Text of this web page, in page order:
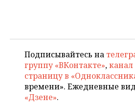
ВОДНЫЕ ВИДЫ СПОРТА
ХОККЕЙ С МЯЧОМ
ОБРАЗОВАНИЕ
ПРОИСШЕСТВИЯ
Подписывайтесь на
группу «ВКонтакте»,канал
страницу в
времени». Ежедневные
«Дзене».